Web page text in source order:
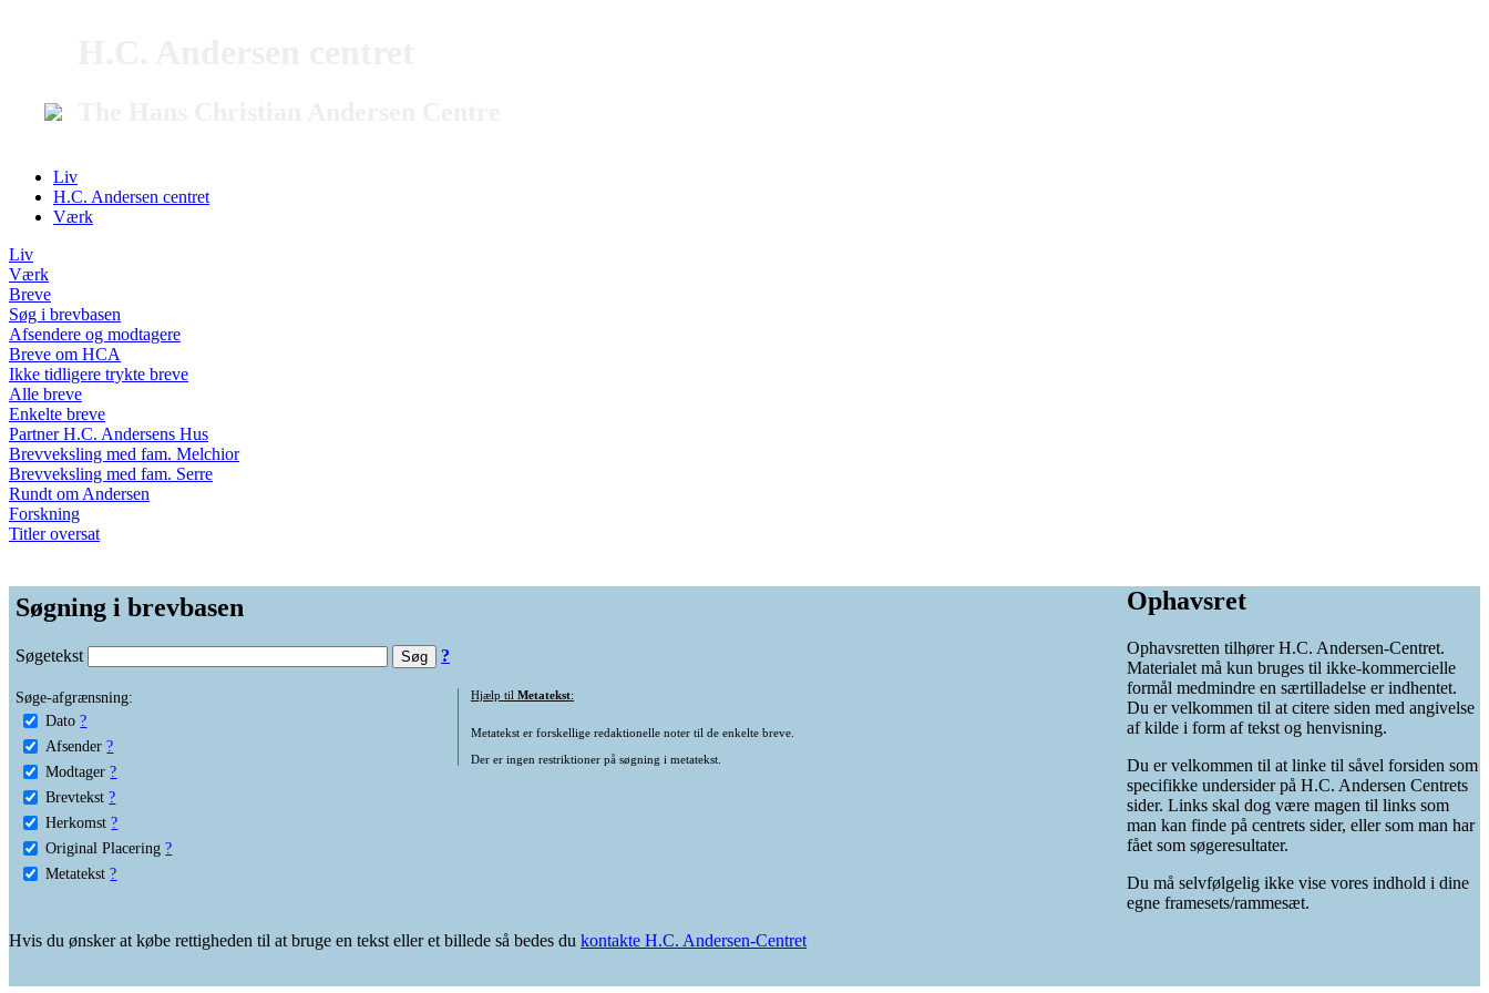
Liv
H.C. Andersen centret
Værk
Liv
Værk
Breve
Søg i brevbasen
Afsendere og modtagere
Breve om HCA
Ikke tidligere trykte breve
Alle breve
Enkelte breve
Partner H.C. Andersens Hus
Brevveksling med fam. Melchior
Brevveksling med fam. Serre
Rundt om Andersen
Forskning
Titler oversat
Søgning i brevbasen
Søgetekst ?
Søge-afgrænsning:
Dato ?
Afsender ?
Modtager ?
Brevtekst ?
Herkomst ?
Original Placering ?
Metatekst ?
Hjælp til Metatekst:
Metatekst er forskellige redaktionelle noter til de enkelte breve.
Der er ingen restriktioner på søgning i metatekst.
Ophavsret
Ophavsretten tilhører H.C. Andersen-Centret.
Materialet må kun bruges til ikke-kommercielle
formål medmindre en særtilladelse er indhentet.
Du er velkommen til at citere siden med angivelse
af kilde i form af tekst og henvisning.
Du er velkommen til at linke til såvel forsiden som
specifikke undersider på H.C. Andersen Centrets
sider. Links skal dog være magen til links som
man kan finde på centrets sider, eller som man har
fået som søgeresultater.
Du må selvfølgelig ikke vise vores indhold i dine
egne framesets/rammesæt.
Hvis du ønsker at købe rettigheden til at bruge en tekst eller et billede så bedes du kontakte H.C. Andersen-Centret